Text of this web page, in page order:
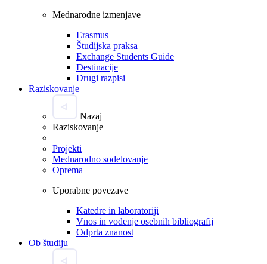
Mednarodne izmenjave
Erasmus+
Študijska praksa
Exchange Students Guide
Destinacije
Drugi razpisi
Raziskovanje
Nazaj
Raziskovanje
Projekti
Mednarodno sodelovanje
Oprema
Uporabne povezave
Katedre in laboratoriji
Vnos in vodenje osebnih bibliografij
Odprta znanost
Ob študiju